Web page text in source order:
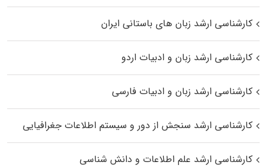
کارشناسی ارشد زبان‌ های باستانی ایران
کارشناسی ارشد زبان و ادبیات اردو
کارشناسی ارشد زبان و ادبیات فارسی
کارشناسی ارشد سنجش از دور و سیستم اطلاعات جغرافیایی
کارشناسی ارشد علم اطلاعات و دانش شناسی